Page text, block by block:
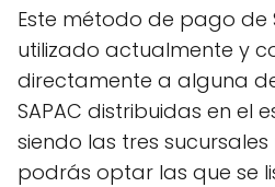
Este método de pago de
utilizado actualmente y
directamente a alguna
SAPAC distribuidas en el
siendo las tres
podrás optar las que se